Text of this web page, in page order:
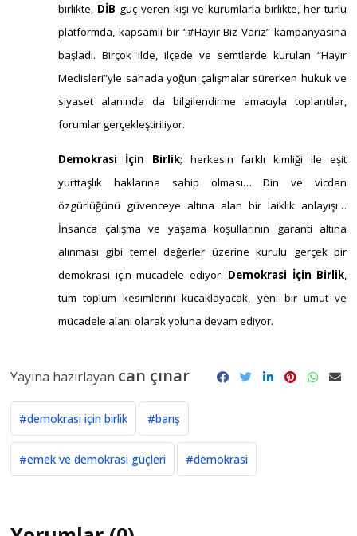
hiroşima
Hiroşima'nın 81. Yılında: Emperyalizmin Külleri
Hâlâ Savruluyor 6 Ağustos 1945...
hasan hüseyin dönmez
işçilerin ücret kaybı
Trilyon TL'ye Ulaştı
dayanışma datça
#sanatçı